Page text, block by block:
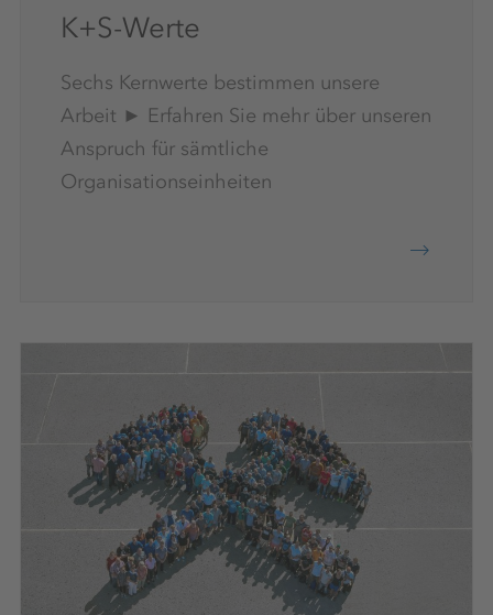
K+S-Werte
Sechs Kernwerte bestimmen unsere
Arbeit ► Erfahren Sie mehr über unseren
Anspruch für sämtliche
Organisationseinheiten